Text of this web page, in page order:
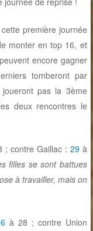
première journée
monter en top 16, et
encore gagner
tomberont par
pas la 3ème
deux rencontres le
contre Gaillac : 29à
filles se sont battues
à travailler, mais on
à 28 ; contre Union